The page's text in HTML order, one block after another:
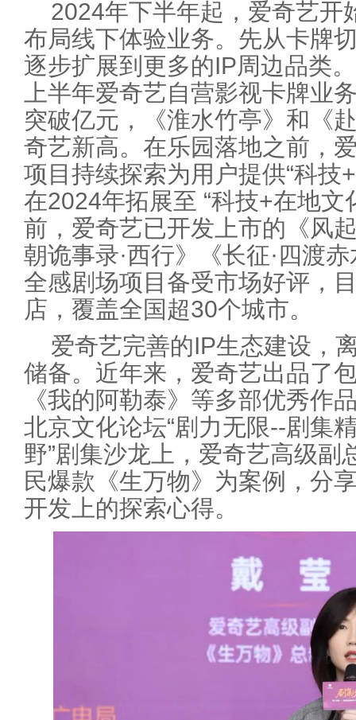
2024年下半年起，爱奇艺开
布局线下体验业务。先从卡牌
逐步扩展到更多的IP周边品类
上半年爱奇艺自营影视卡牌业
突破亿元，《淮水竹亭》和《
奇艺新高。在乐园落地之前，
项目持续探索为用户提供“科技
在2024年拓展至 “科技+在地文
前，爱奇艺已开发上市的《风
朝诡事录·西行》《长征·四渡
全感剧场项目备受市场好评，
店，覆盖全国超30个城市。
爱奇艺完善的IP生态建设，
储备。近年来，爱奇艺出品了
《我的阿勒泰》等多部优秀作
北京文化论坛“剧力无限--剧集
野”剧集沙龙上，爱奇艺高级副
民爆款《生万物》为案例，分
开发上的探索心得。